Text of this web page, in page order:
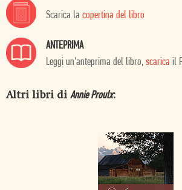
Scarica la copertina del libro
ANTEPRIMA
Leggi un'anteprima del libro, scarica il
Altri libri di Annie Proulx: